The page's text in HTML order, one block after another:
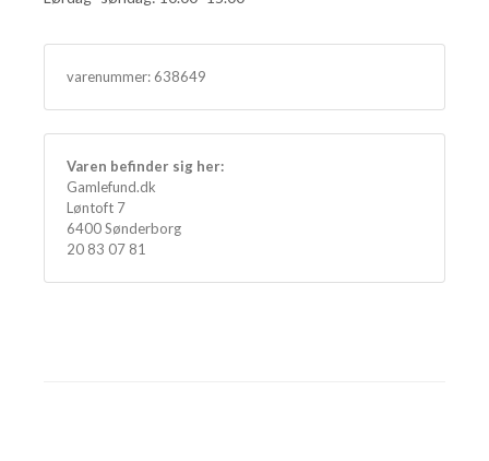
varenummer: 638649
Varen befinder sig her:
Gamlefund.dk
Løntoft 7
6400 Sønderborg
20 83 07 81